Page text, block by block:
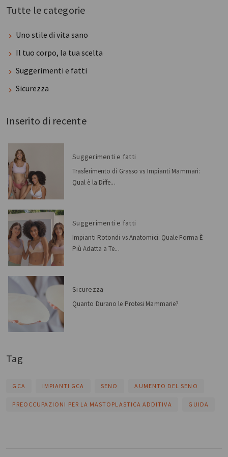
Tutte le categorie
Uno stile di vita sano
Il tuo corpo, la tua scelta
Suggerimenti e fatti
Sicurezza
Inserito di recente
Suggerimenti e fatti
Trasferimento di Grasso vs Impianti Mammari:
Qual è la Diffe...
Suggerimenti e fatti
Impianti Rotondi vs Anatomici: Quale Forma È
Più Adatta a Te...
Sicurezza
Quanto Durano le Protesi Mammarie?
Tag
GCA IMPIANTI GCA SENO AUMENTO DEL SENO
PREOCCUPAZIONI PER LA MASTOPLASTICA ADDITIVA GUIDA